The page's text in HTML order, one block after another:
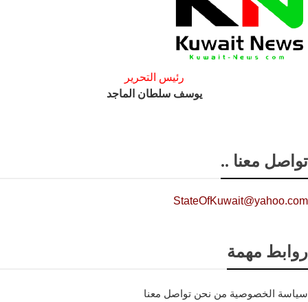
رئيس التحرير
يوسف سلطان الماجد
تواصل معنا ..
StateOfKuwait@yahoo.com
روابط مهمة
سياسة الخصوصية من نحن تواصل معنا